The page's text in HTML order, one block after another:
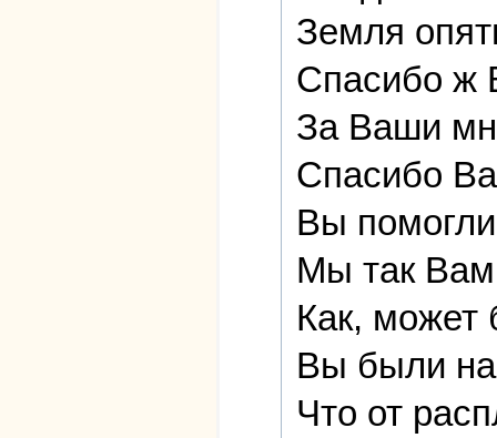
Земля
Спасибо ж
За Ваши
Спасибо
Вы
Мы так
Как, может
Вы были
Что от